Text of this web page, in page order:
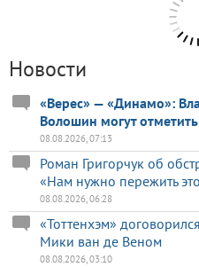
Новости
«Верес» — «Динамо»:
Волошин могут
08.08.2026, 07:13
Роман Григорчук об
«Нам нужно пережить
08.08.2026, 06:28
«Тоттенхэм»
Мики ван де Веном
08.08.2026, 03:10